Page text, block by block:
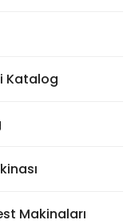
Katalog
Makinaları